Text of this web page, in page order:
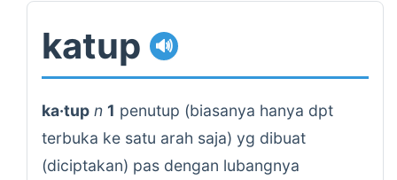
katup 🔊
ka·tup n 1 penutup (biasanya hanya dpt
terbuka ke satu arah saja) yg dibuat
(diciptakan) pas dengan lubangnya